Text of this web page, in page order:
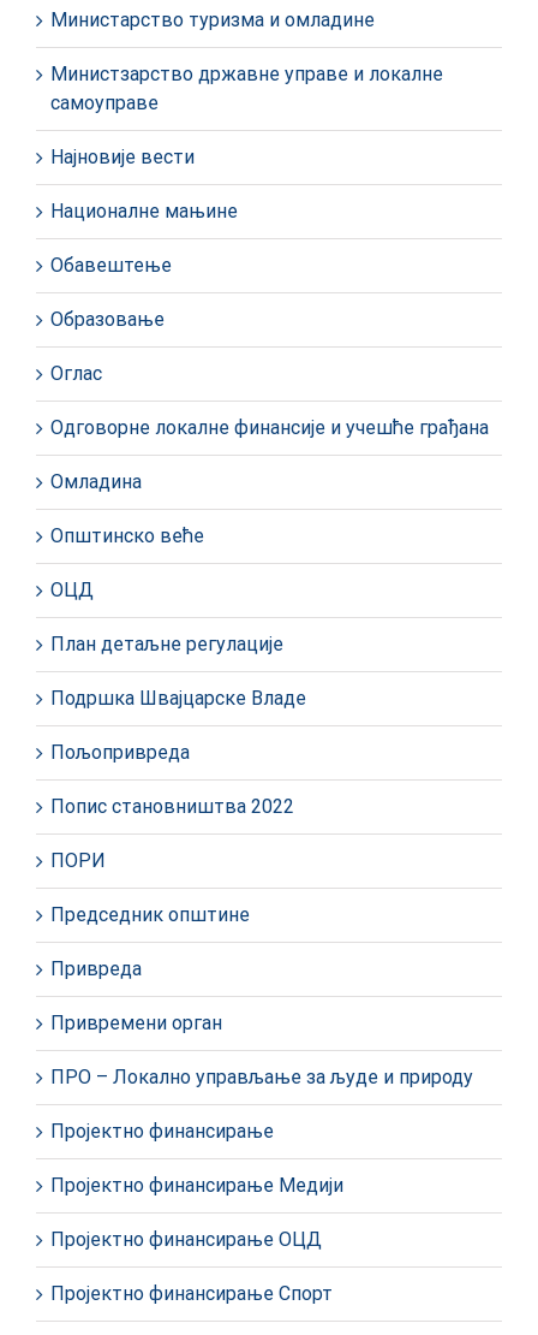
Министарство туризма и омладине
Министзарство државне управе и локалне
самоуправе
Најновије вести
Националне мањине
Обавештење
Образовање
Оглас
Одговорне локалне финансије и учешће грађана
Омладина
Општинско веће
ОЦД
План детаљне регулације
Подршка Швајцарске Владе
Пољопривреда
Попис становништва 2022
ПОРИ
Председник општине
Привреда
Привремени орган
ПРО – Локално управљање за људе и природу
Пројектно финансирање
Пројектно финансирање Медији
Пројектно финансирање ОЦД
Пројектно финансирање Спорт